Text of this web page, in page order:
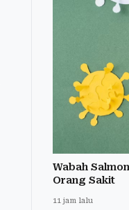
Wabah
Orang Sakit
11 jam lalu